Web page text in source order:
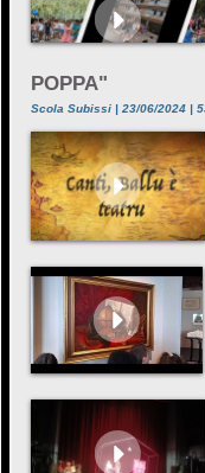
POPPA"
Scola Subissi | 23/06/2024 |